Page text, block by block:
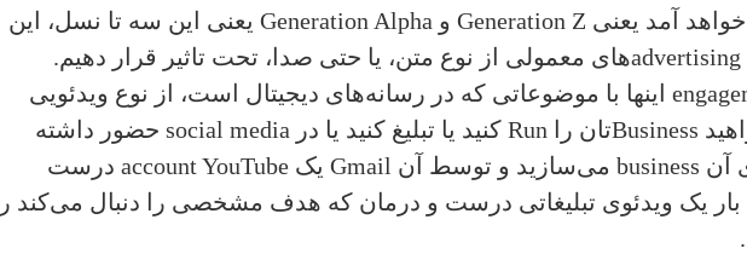
آمد یعنی Generation Z و Generation Alpha یعنی این سه تا نسل، این
advertisingهای معمولی از نوع متن‌، یا حتی صدا، تحت تاثیر قرار دهیم.
اینها با موضوعاتی که در رسانه‌های دیجیتال است، از نوع ویدئویی
Businessتان را Run کنید یا تبلیغ کنید یا در social media حضور داشته
آن business می‌سازید و توسط آن Gmail یک account YouTube درست
یک ویدئوی تبلیغاتی درست و درمان که هدف مشخصی را دنبال می‌کند را